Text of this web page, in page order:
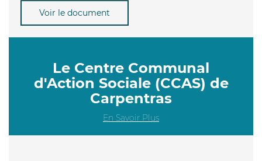
Voir le document
Le Centre Communal
d'Action Sociale (CCAS) de
Carpentras
En Savoir Plus